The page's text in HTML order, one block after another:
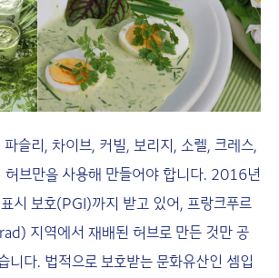
슬리, 차이브, 커빌, 보리지, 소렐, 크레스,
브만을 사용해 만들어야 합니다. 2016년
시 보호(PGI)까지 받고 있어, 프랑크푸르
지역에서 재배된 허브로 만든 것만 공
니다. 법적으로 보호받는 문화유산인 셈입